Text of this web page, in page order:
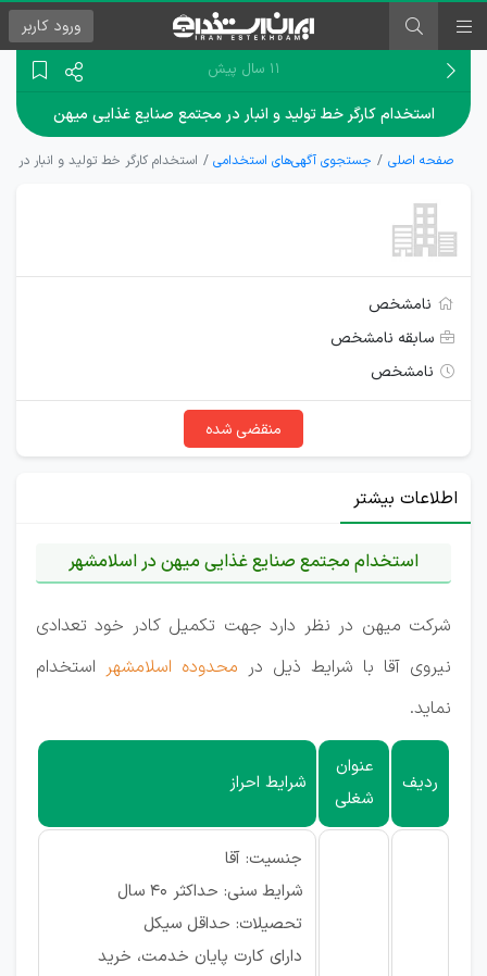
ورود کاربر
۱۱ سال پیش
استخدام کارگر خط تولید و انبار در مجتمع صنایع غذایی میهن
صفحه اصلی جستجوی آگهی‌های استخدامی استخدام کارگر خط تولید و انبار در
نامشخص
سابقه نامشخص
نامشخص
منقضی شده
اطلاعات بیشتر
استخدام مجتمع صنایع غذایی میهن در اسلامشهر
شرکت میهن در نظر دارد جهت تكميل كادر خود تعدادی
نیروی آقا با شرايط ذيل در محدوده اسلامشهر استخدام
نمايد.
ردیف
عنوان
شغلی
شرایط احراز
جنسيت: آقا
شرایط سنی: حداکثر 40 سال
تحصیلات: حداقل سیکل
دارای كارت پايان خدمت، خريد